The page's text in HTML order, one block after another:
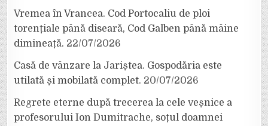
Vremea în Vrancea. Cod Portocaliu de ploi
torențiale până diseară, Cod Galben până mâine
dimineață. 22/07/2026
Casă de vânzare la Jariștea. Gospodăria este
utilată și mobilată complet. 20/07/2026
Regrete eterne după trecerea la cele veșnice a
profesorului Ion Dumitrache, soțul doamnei